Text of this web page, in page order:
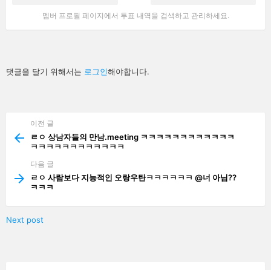
멤버 프로필 페이지에서 투표 내역을 검색하고 관리하세요.
답
글
댓글을 달기 위해서는 로그인해야합니다.
more
이전 글
ㄹㅇ 상남자들의 만남.meeting ㅋㅋㅋㅋㅋㅋㅋㅋㅋㅋㅋㅋ
ㅋㅋㅋㅋㅋㅋㅋㅋㅋㅋㅋㅋ
다음 글
ㄹㅇ 사람보다 지능적인 오랑우탄ㅋㅋㅋㅋㅋㅋ @너 아님??
ㅋㅋㅋ
Next post